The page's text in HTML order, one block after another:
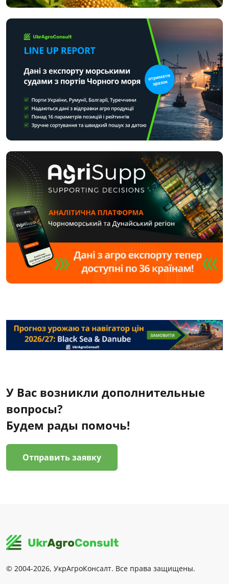
У Вас возникли дополнительные
вопросы?
Будем рады помочь!
Отправить заявку
© 2004-2026, УкрАгроКонсалт. Все права защищены.